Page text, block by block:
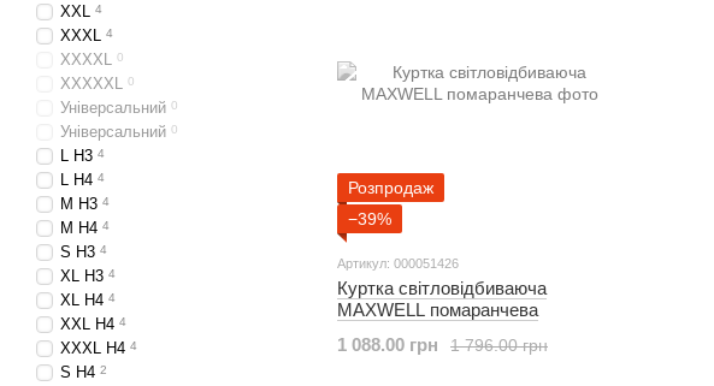
Розпродаж
−39%
Артикул: 000051426
Куртка світловідбиваюча
MAXWELL помаранчева
1 796.00 грн
1 088.00 грн
XXL 4
XXXL 4
XXXXL 0
XXXXXL 0
Універсальний 0
Універсальний 0
L H3 4
L H4 4
M H3 4
M H4 4
S H3 4
XL H3 4
XL H4 4
XXL H4 4
XXXL H4 4
S H4 2